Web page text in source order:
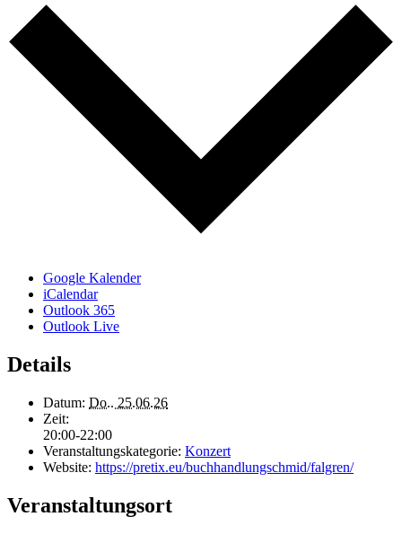
Google Kalender
iCalendar
Outlook 365
Outlook Live
Details
Datum: Do.. 25.06.26
Zeit:
20:00-22:00
Veranstaltungskategorie: Konzert
Website: https://pretix.eu/buchhandlungschmid/falgren/
Veranstaltungsort